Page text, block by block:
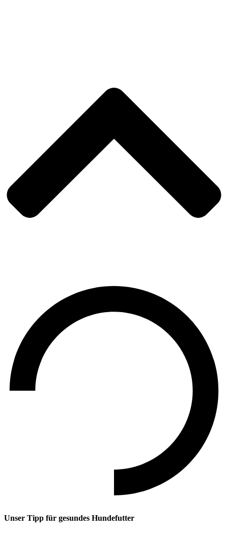
Unser Tipp für gesundes Hundefutter